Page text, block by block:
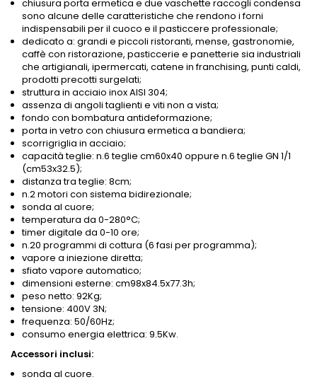
chiusura porta ermetica e due vaschette raccogli condensa
sono alcune delle caratteristiche che rendono i forni
indispensabili per il cuoco e il pasticcere professionale;
dedicato a: grandi e piccoli ristoranti, mense, gastronomie,
caffè con ristorazione, pasticcerie e panetterie sia industriali
che artigianali, ipermercati, catene in franchising, punti caldi,
prodotti precotti surgelati;
struttura in acciaio inox AISI 304;
assenza di angoli taglienti e viti non a vista;
fondo con bombatura antideformazione;
porta in vetro con chiusura ermetica a bandiera;
scorrigriglia in acciaio;
capacità teglie: n.6 teglie cm60x40 oppure n.6 teglie GN 1/1
(cm53x32.5);
distanza tra teglie: 8cm;
n.2 motori con sistema bidirezionale;
sonda al cuore;
temperatura da 0-280°C;
timer digitale da 0-10 ore;
n.20 programmi di cottura (6 fasi per programma);
vapore a iniezione diretta;
sfiato vapore automatico;
dimensioni esterne: cm98x84.5x77.3h;
peso netto: 92Kg;
tensione: 400V 3N;
frequenza: 50/60Hz;
consumo energia elettrica: 9.5Kw.
Accessori inclusi:
sonda al cuore.